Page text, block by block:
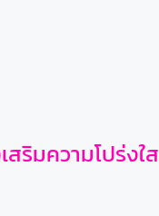
ริมความโปร่งใส